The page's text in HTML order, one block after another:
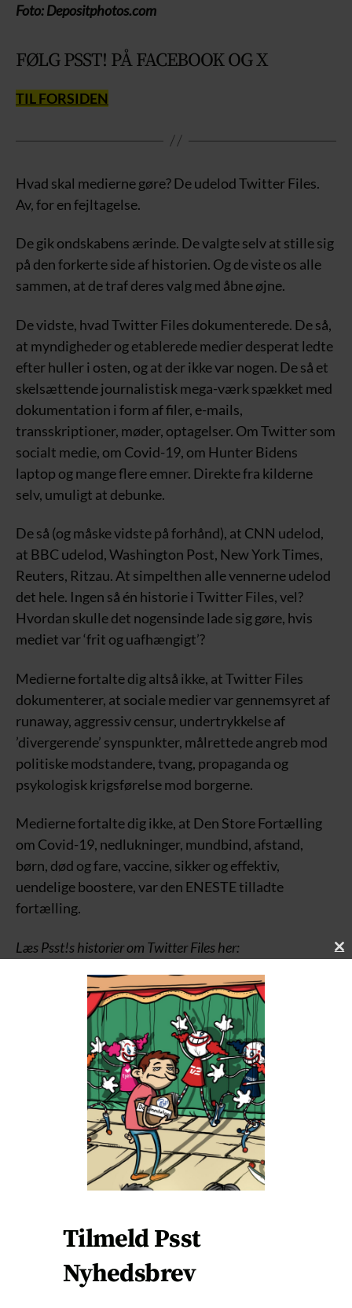
Foto: Depositphotos.com
FØLG PSST! PÅ FACEBOOK OG X
TIL FORSIDEN
Hvad skal medierne gøre? De udelod Twitter Files.
Av, for en fejltagelse.
De gik ondskabens ærinde. De valgte selv at stille sig
på den forkerte side af historien. Og de viste os alle
sammen, at de traf deres valg med åbne øjne.
De vidste, hvad Twitter Files dokumenterede. De så,
at myndigheder og etablerede medier desperat ledte
efter huller i osten, og at der ikke var nogen. De så et
skelsættende journalistisk mega-værk spækket med
dokumentation i form af filer, e-mails,
transskriptioner, møder, optagelser. Om Twitter som
socialt medie, om Covid-19, om Hunter Bidens
laptop og mange flere emner. Direkte fra kilderne
selv, umuligt at debunke.
De så (og måske vidste på forhånd), at CNN udelod,
at BBC udelod, Washington Post, New York Times,
Reuters, Ritzau. At simpelthen alle vennerne udelod
det hele. Ingen så én historie i Twitter Files, vel?
Hvordan skulle det nogensinde lade sig gøre, hvis
mediet var ‘frit og uafhængigt’?
Medierne fortalte dig altså ikke, at Twitter Files
dokumenterer, at sociale medier var gennemsyret af
runaway, aggressiv censur, undertrykkelse af
’divergerende’ synspunkter, målrettede angreb mod
politiske modstandere, tvang, propaganda og
psykologisk krigsførelse mod borgerne.
Medierne fortalte dig ikke, at Den Store Fortælling
om Covid-19, nedlukninger, mundbind, afstand,
børn, død og fare, vaccine, sikker og effektiv,
uendelige boostere, var den ENESTE tilladte
fortælling.
Læs Psst!s historier om Twitter Files her:
Twitter Files på dansk – kapitel 1
Twitter Files på dansk kap. 2: Sådan manipulerede
Twitter Covid-debatten
Hvad betyder regeringers og
efterretningstjenesters censur og ensretning for
Hvad med Danmark, Facebook?
19, som fyldte så meget, i perioder nærmest alt, for
C
Tilmeld Psst
Nyhedsbrev